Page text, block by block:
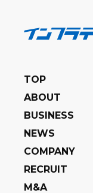
TOP
ABOUT
BUSINESS
NEWS
COMPANY
RECRUIT
M&A